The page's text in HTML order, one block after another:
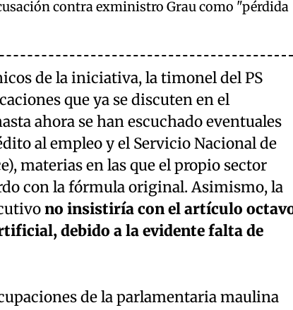
contra exministro Grau como "pérdida
de la iniciativa, la timonel del PS
que ya se discuten en el
ahora se han escuchado eventuales
al empleo y el Servicio Nacional de
materias en las que el propio sector
con la fórmula original. Asimismo, la
no insistiría con el artículo
debido a la evidente falta de
de la parlamentaria maulina